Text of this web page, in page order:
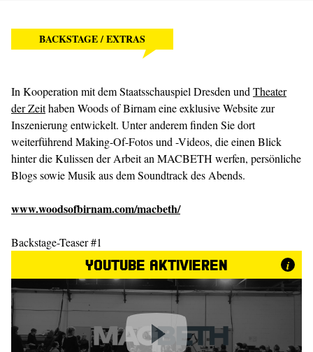
BACKSTAGE / EXTRAS
In Kooperation mit dem Staatsschauspiel Dresden und Theater
der Zeithaben Woods of Birnam eine exklusive Website zur
Inszenierung entwickelt. Unter anderem finden Sie dort
weiterführend Making-Of-Fotos und -Videos, die einen Blick
hinter die Kulissen der Arbeit an MACBETH werfen, persönliche
Blogs sowie Musik aus dem Soundtrack des Abends.
www.woodsofbirnam.com/macbeth/
Backstage-Teaser #1
YouTube aktivieren i